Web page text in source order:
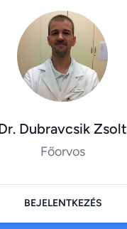
Dubravcsik Zsolt
Főorvos
BEJELENTKEZÉS